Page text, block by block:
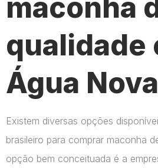
maconha
qualidade
Água
Existem diversas opções
brasileiro para comprar maconha
opção bem conceituada é a